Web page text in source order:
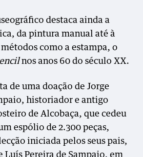
destaca ainda a
da pintura manual até à
como a estampa, o
nos anos 60 do século XX.
de uma doação de Jorge
historiador e antigo
de Alcobaça, que cedeu
espólio de 2.300 peças,
iniciada pelos seus pais,
Luís Pereira de Sampaio, em